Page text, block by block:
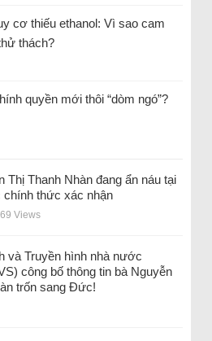
cơ thiếu ethanol: Vì sao cam
thách?
quyền mới thôi “dòm ngó”?
Thị Thanh Nhàn đang ẩn náu tại
thức xác nhận
Views
và Truyền hình nhà nước
công bố thông tin bà Nguyễn
trốn sang Đức!